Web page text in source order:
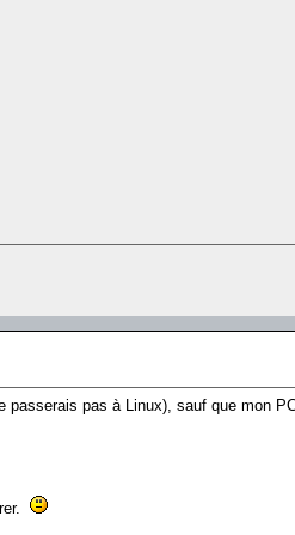
pas à Linux), sauf que mon